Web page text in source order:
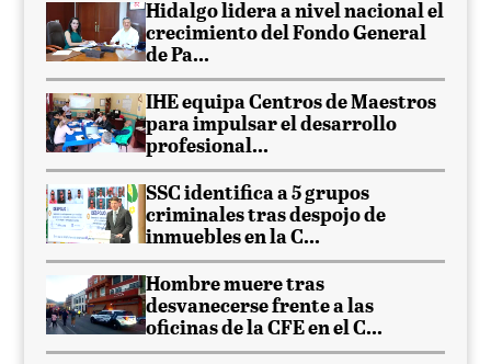
Hidalgo lidera a nivel nacional el
crecimiento del Fondo General
de Pa...
IHE equipa Centros de Maestros
para impulsar el desarrollo
profesional...
SSC identifica a 5 grupos
criminales tras despojo de
inmuebles en la C...
Hombre muere tras
desvanecerse frente a las
oficinas de la CFE en el C...